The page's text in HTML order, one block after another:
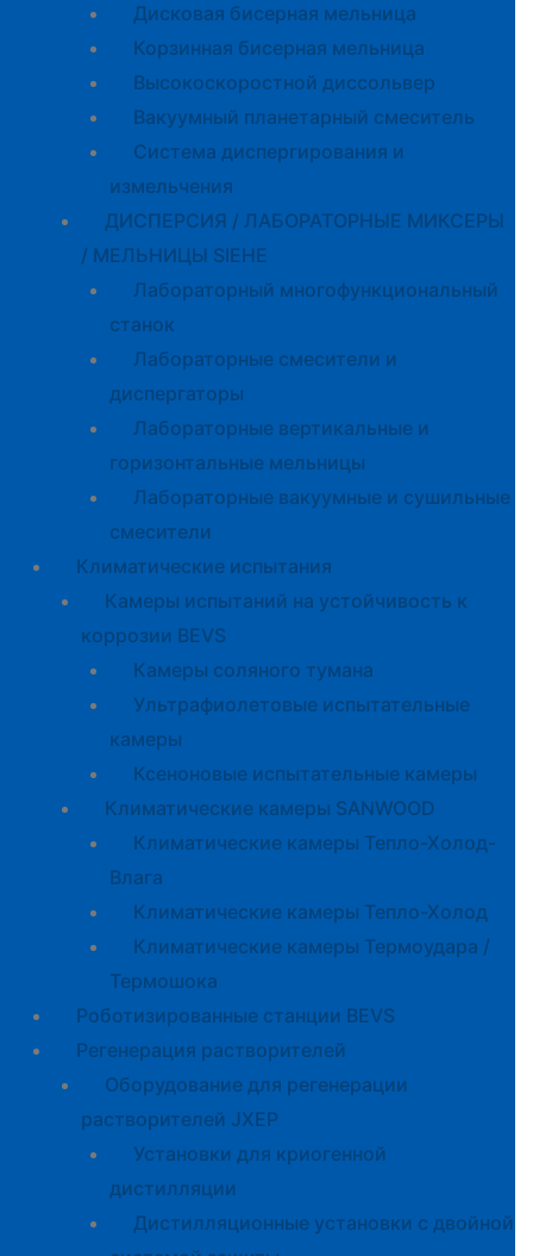
Дисковая бисерная мельница
Корзинная бисерная мельница
Высокоскоростной диссольвер
Вакуумный планетарный смеситель
Система диспергирования и
измельчения
ДИСПЕРСИЯ / ЛАБОРАТОРНЫЕ МИКСЕРЫ
/ МЕЛЬНИЦЫ SIEHE
Лабораторный многофункциональный
станок
Лабораторные смесители и
диспергаторы
Лабораторные вертикальные и
горизонтальные мельницы
Лабораторные вакуумные и сушильные
смесители
Климатические испытания
Камеры испытаний на устойчивость к
коррозии BEVS
Камеры соляного тумана
Ультрафиолетовые испытательные
камеры
Ксеноновые испытательные камеры
Климатические камеры SANWOOD
Климатические камеры Тепло-Холод-
Влага
Климатические камеры Тепло-Холод
Климатические камеры Термоудара /
Термошока
Роботизированные станции BEVS
Регенерация растворителей
Оборудование для регенерации
растворителей JXEP
Установки для криогенной
дистилляции
Дистилляционные установки с двойной